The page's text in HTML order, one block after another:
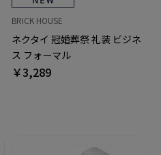
BRICK HOUSE
ネクタイ 冠婚葬祭 礼装 ビジネ
ス フォーマル
￥3,289